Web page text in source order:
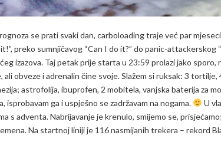
se prati svaki dan, carboloading traje već par
preko sumnjičavog “Can I do it?” do panic-attackerskog
izazova. Taj petak prije starta u 23:59 prolazi jako sporo,
obveze i adrenalin čine svoje. Slažem si ruksak: 3 tortilje,
astrofolija, ibuprofen, 2 mobitela, vanjska baterija za
ga i uspješno se zadržavam na nogama.
U
s adventa. Nabrijavanje je krenulo, smijemo se,
Na startnoj liniji je 116 nasmijanih trekera – rekord